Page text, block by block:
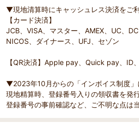
▼現地清算時にキャッシュレス決済をご
【カード決済】
JCB、VISA、マスター、AMEX、UC、DC
NICOS、ダイナース、UFJ、セゾン
【QR決済】Apple pay、Quick pay、ID
▼2023年10月からの「インボイス制度」
現地精算時、登録番号入りの領収書を発
登録番号の事前確認など、ご不明な点は